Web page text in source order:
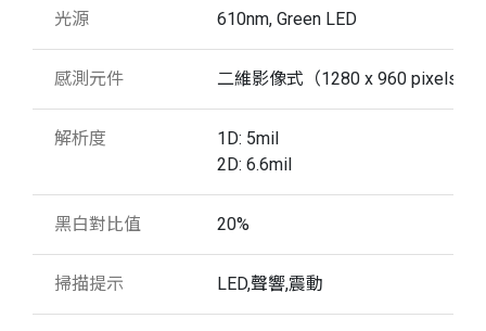
光源 610nm, Green LED
感測元件 二維影像式（1280 x 960 pixels）
解析度
1D: 5mil
2D: 6.6mil
黑白對比值 20%
掃描提示 LED,聲響,震動